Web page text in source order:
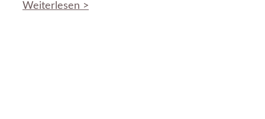
Weiterlesen >